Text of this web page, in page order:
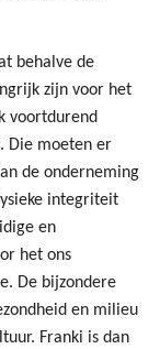
behalve de
zijn voor het
voortdurend
Die moeten er
de onderneming
integriteit
en
het ons
De bijzondere
en milieu
Franki is dan